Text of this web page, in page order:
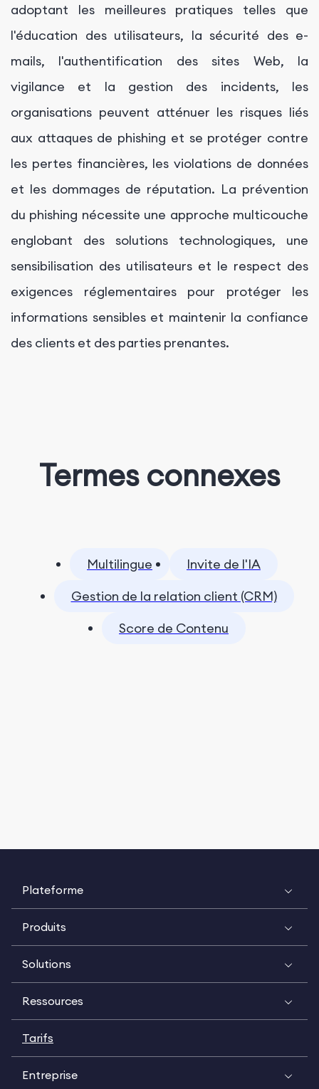
adoptant les meilleures pratiques telles que
l'éducation des utilisateurs, la sécurité des e-
mails, l'authentification des sites Web, la
vigilance et la gestion des incidents, les
organisations peuvent atténuer les risques liés
aux attaques de phishing et se protéger contre
les pertes financières, les violations de données
et les dommages de réputation. La prévention
du phishing nécessite une approche multicouche
englobant des solutions technologiques, une
sensibilisation des utilisateurs et le respect des
exigences réglementaires pour protéger les
informations sensibles et maintenir la confiance
des clients et des parties prenantes.
Termes connexes
Multilingue
Invite de l'IA
Gestion de la relation client (CRM)
Score de Contenu
Plateforme
Produits
Solutions
Ressources
Tarifs
Entreprise